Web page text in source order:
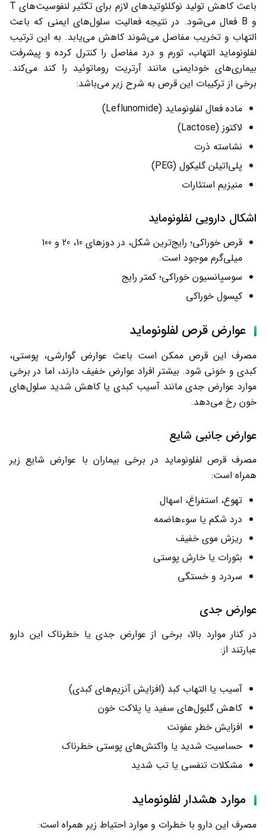
باعث کاهش تولید نوکلئوتیدهای لازم برای تکثیر لنفوسیت‌های T
و B فعال می‌شود. در نتیجه فعالیت سلول‌های ایمنی که باعث
التهاب و تخریب مفاصل می‌شوند کاهش می‌یابد. به این ترتیب
لفلونوماید التهاب، تورم و درد مفاصل را کنترل کرده و پیشرفت
بیماری‌های خودایمنی مانند آرتریت روماتوئید را کند می‌کند.
برخی از ترکیبات این قرص به شرح زیر می‌باشد:
ماده فعال لفلونوماید (Leflunomide)
لاکتوز (Lactose)
نشاسته ذرت
پلی‌اتیلن گلیکول (PEG)
منیزیم استئارات
اشکال دارویی لفلونوماید
قرص خوراکی؛ رایج‌ترین شکل، در دوزهای 10، 20 و 100
میلی‌گرم موجود است.
سوسپانسیون خوراکی؛ کمتر رایج
کپسول خوراکی
عوارض قرص لفلونوماید
مصرف این قرص ممکن است باعث عوارض گوارشی، پوستی،
کبدی و خونی شود. بیشتر افراد عوارض خفیف دارند، اما در برخی
موارد عوارض جدی مانند آسیب کبدی یا کاهش شدید سلول‌های
خون رخ می‌دهد.
عوارض جانبی شایع
مصرف قرص لفلونوماید در برخی بیماران با عوارض شایع زیر
همراه است:
تهوع، استفراغ، اسهال
درد شکم یا سوءهاضمه
ریزش موی خفیف
بثورات یا خارش پوستی
سردرد و خستگی
عوارض جدی
در کنار موارد بالا، برخی از عوارض جدی یا خطرناک این دارو
عبارتند از:
آسیب یا التهاب کبد (افزایش آنزیم‌های کبدی)
کاهش گلبول‌های سفید یا پلاکت خون
افزایش خطر عفونت
حساسیت شدید یا واکنش‌های پوستی خطرناک
مشکلات تنفسی یا تب شدید
موارد هشدار لفلونوماید
مصرف این دارو با خطرات و موارد احتیاط زیر همراه است: